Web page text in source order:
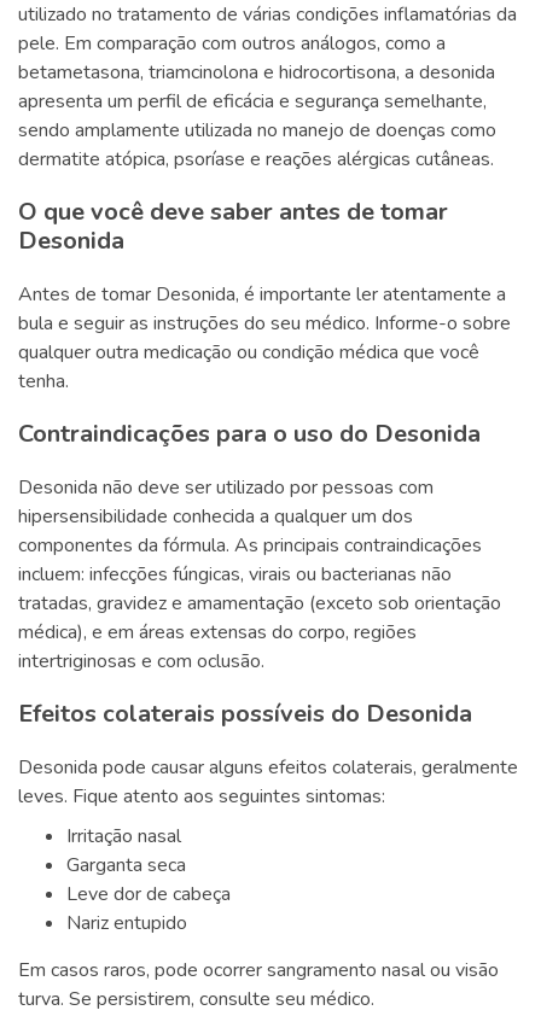
utilizado no tratamento de várias condições inflamatórias da
pele. Em comparação com outros análogos, como a
betametasona, triamcinolona e hidrocortisona, a desonida
apresenta um perfil de eficácia e segurança semelhante,
sendo amplamente utilizada no manejo de doenças como
dermatite atópica, psoríase e reações alérgicas cutâneas.
O que você deve saber antes de tomar
Desonida
Antes de tomar Desonida, é importante ler atentamente a
bula e seguir as instruções do seu médico. Informe-o sobre
qualquer outra medicação ou condição médica que você
tenha.
Contraindicações para o uso do Desonida
Desonida não deve ser utilizado por pessoas com
hipersensibilidade conhecida a qualquer um dos
componentes da fórmula. As principais contraindicações
incluem: infecções fúngicas, virais ou bacterianas não
tratadas, gravidez e amamentação (exceto sob orientação
médica), e em áreas extensas do corpo, regiões
intertriginosas e com oclusão.
Efeitos colaterais possíveis do Desonida
Desonida pode causar alguns efeitos colaterais, geralmente
leves. Fique atento aos seguintes sintomas:
Irritação nasal
Garganta seca
Leve dor de cabeça
Nariz entupido
Em casos raros, pode ocorrer sangramento nasal ou visão
turva. Se persistirem, consulte seu médico.